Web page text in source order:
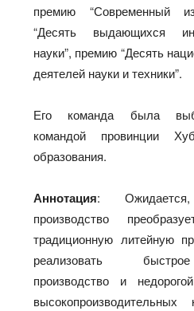
премию “Современный
“Десять выдающихся
науки”, премию “Десять
деятелей науки и техники”.
Его команда была
командой провинции
образования.
Аннотация:
производство
традиционную литейную
реализовать
производство и